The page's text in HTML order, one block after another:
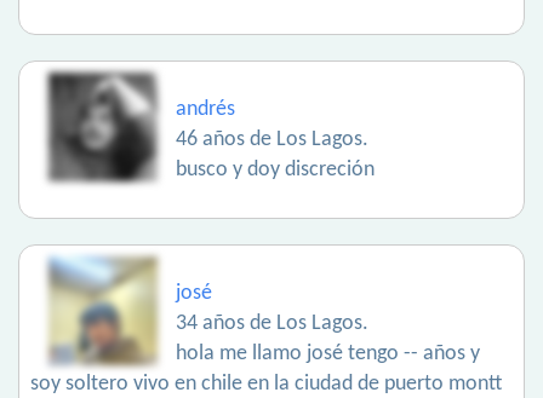
andrés
46 años de Los Lagos.
busco y doy discreción
josé
34 años de Los Lagos.
hola me llamo josé tengo -- años y
soy soltero vivo en chile en la ciudad de puerto montt